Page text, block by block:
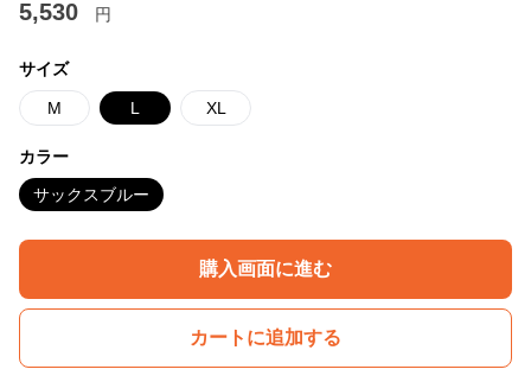
5,530 円
サイズ
M L XL
カラー
サックスブルー
購入画面に進む
カートに追加する